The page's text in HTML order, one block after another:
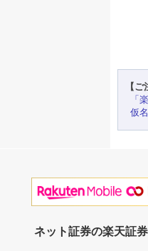
【
「
仮
ネット証券の楽天証